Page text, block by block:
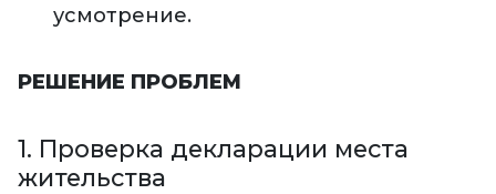
усмотрение.
РЕШЕНИЕ ПРОБЛЕМ
1. Проверка декларации места
жительства